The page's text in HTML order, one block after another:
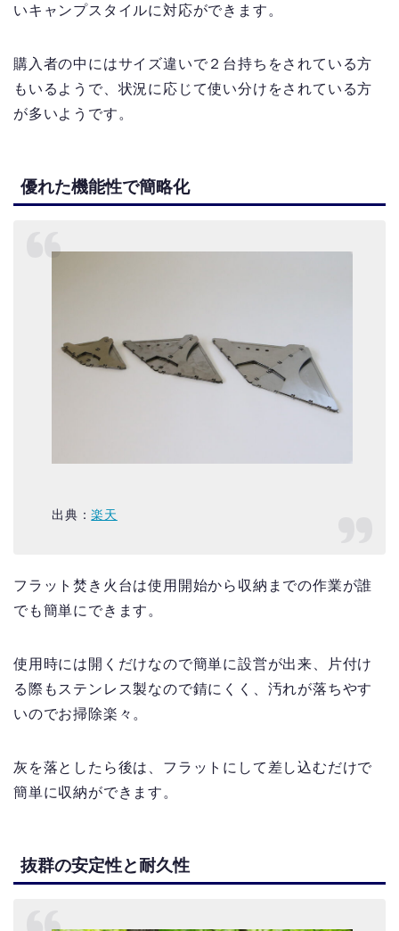
いキャンプスタイルに対応ができます。
購入者の中にはサイズ違いで２台持ちをされている方
もいるようで、状況に応じて使い分けをされている方
が多いようです。
優れた機能性で簡略化
出典：楽天
フラット焚き火台は使用開始から収納までの作業が誰
でも簡単にできます。
使用時には開くだけなので簡単に設営が出来、片付け
る際もステンレス製なので錆にくく、汚れが落ちやす
いのでお掃除楽々。
灰を落としたら後は、フラットにして差し込むだけで
簡単に収納ができます。
抜群の安定性と耐久性